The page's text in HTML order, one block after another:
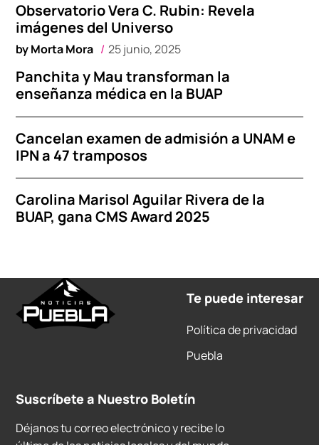
Observatorio Vera C. Rubin: Revela
imágenes del Universo
byMorta Mora 25 junio, 2025
Panchita y Mau transforman la
enseñanza médica en la BUAP
Cancelan examen de admisión a UNAM e
IPN a 47 tramposos
Carolina Marisol Aguilar Rivera de la
BUAP, gana CMS Award 2025
Te puede interesar
Política de privacidad
Puebla
Suscríbete a Nuestro Boletín
Déjanos tu correo electrónico y recibe lo